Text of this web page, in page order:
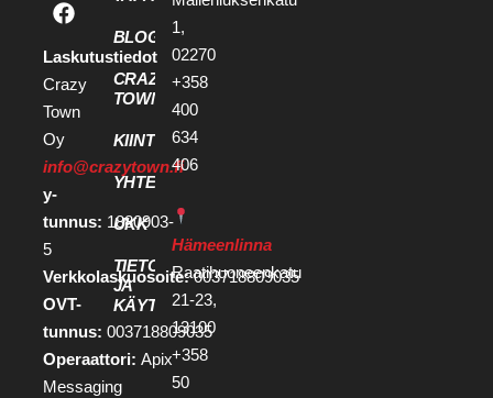
Laskutustiedot
Crazy
Town
Oy
info@crazytown.fi
y-
tunnus: 1880903-
5
Verkkolaskuosoite:003718809035
OVT-
tunnus: 003718809035
Operaattori: Apix
Messaging
BLOGI
CRAZY
TOWN
KIINTEISTÖKEHITTÄJILLE
YHTEYSTIEDOT
UKK
TIETOSUOJA
JA
KÄYTTÖEHDOT
1,
02270
+358
400
634
406
Hämeenlinna
Raatihuoneenkatu
21-23,
13100
+358
50